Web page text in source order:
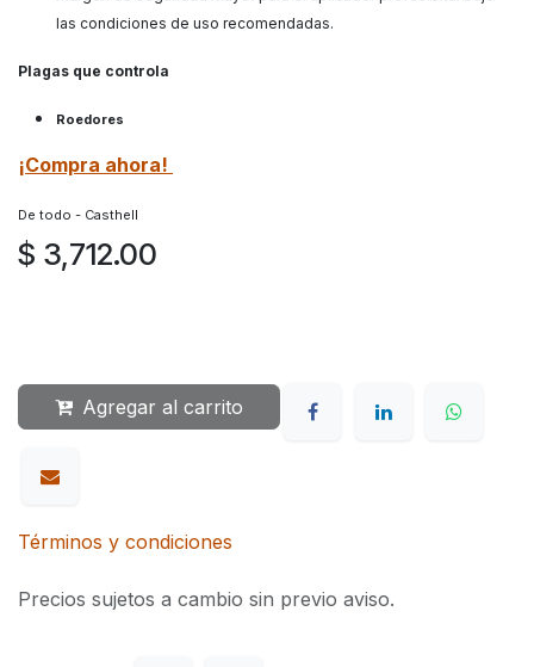
las condiciones de uso recomendadas.
Plagas que controla
Roedores
¡Compra ahora!
De todo - Casthell
$ 3,712.00
Agregar al carrito
Términos y condiciones
Precios sujetos a cambio sin previo aviso.